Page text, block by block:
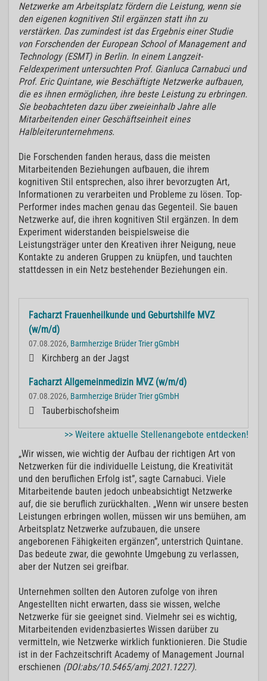
Netzwerke am Arbeitsplatz fördern die Leistung, wenn sie
den eigenen kognitiven Stil ergänzen statt ihn zu
verstärken. Das zumindest ist das Ergebnis einer Studie
von Forschenden der European School of Management and
Technology (ESMT) in Berlin. In einem Langzeit-
Feldexperiment untersuchten Prof. Gianluca Carnabuci und
Prof. Eric Quintane, wie Beschäftigte Netzwerke aufbauen,
die es ihnen ermöglichen, ihre beste Leistung zu erbringen.
Sie beobachteten dazu über zweieinhalb Jahre alle
Mitarbeitenden einer Geschäftseinheit eines
Halbleiterunternehmens.
Die Forschenden fanden heraus, dass die meisten
Mitarbeitenden Beziehungen aufbauen, die ihrem
kognitiven Stil entsprechen, also ihrer bevorzugten Art,
Informationen zu verarbeiten und Probleme zu lösen. Top-
Performer indes machen genau das Gegenteil. Sie bauen
Netzwerke auf, die ihren kognitiven Stil ergänzen. In dem
Experiment widerstanden beispielsweise die
Leistungsträger unter den Kreativen ihrer Neigung, neue
Kontakte zu anderen Gruppen zu knüpfen, und tauchten
stattdessen in ein Netz bestehender Beziehungen ein.
Facharzt Frauenheilkunde und Geburtshilfe MVZ
(w/m/d)
07.08.2026, Barmherzige Brüder Trier gGmbH
Kirchberg an der Jagst
Facharzt Allgemeinmedizin MVZ (w/m/d)
07.08.2026, Barmherzige Brüder Trier gGmbH
Tauberbischofsheim
>> Weitere aktuelle Stellenangebote entdecken!
„Wir wissen, wie wichtig der Aufbau der richtigen Art von
Netzwerken für die individuelle Leistung, die Kreativität
und den beruflichen Erfolg ist”, sagte Carnabuci. Viele
Mitarbeitende bauten jedoch unbeabsichtigt Netzwerke
auf, die sie beruflich zurückhalten. „Wenn wir unsere besten
Leistungen erbringen wollen, müssen wir uns bemühen, am
Arbeitsplatz Netzwerke aufzubauen, die unsere
angeborenen Fähigkeiten ergänzen”, unterstrich Quintane.
Das bedeute zwar, die gewohnte Umgebung zu verlassen,
aber der Nutzen sei greifbar.
Unternehmen sollten den Autoren zufolge von ihren
Angestellten nicht erwarten, dass sie wissen, welche
Netzwerke für sie geeignet sind. Vielmehr sei es wichtig,
Mitarbeitenden evidenzbasiertes Wissen darüber zu
vermitteln, wie Netzwerke wirklich funktionieren. Die Studie
ist in der Fachzeitschrift Academy of Management Journal
erschienen (DOI:abs/10.5465/amj.2021.1227).